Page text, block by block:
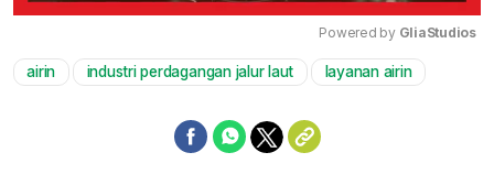
Mute
Powered by GliaStudios
airin industri perdagangan jalur laut layanan airin